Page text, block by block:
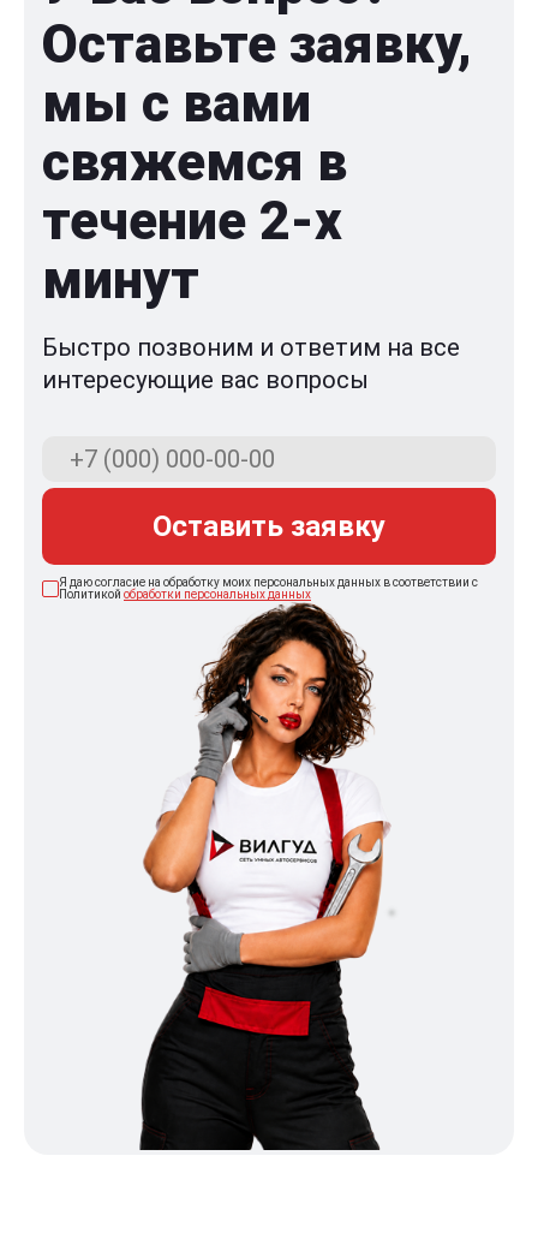
Оставьте заявку,
мы с вами
свяжемся в
течение 2-x
минут
Быстро позвоним и ответим на все
интересующие вас вопросы
Оставить заявку
Я даю согласие на обработку моих персональных данных в соответствии с
Политикой обработки персональных данных